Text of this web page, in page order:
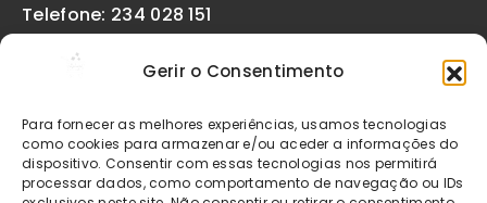
Gerir o Consentimento
Para fornecer as melhores experiências, usamos tecnologias
como cookies para armazenar e/ou aceder a informações do
dispositivo. Consentir com essas tecnologias nos permitirá
processar dados, como comportamento de navegação ou IDs
Telefone: 234 028 151
geral@etiquetas-online.pt
Os preços indicados incluem IVA à taxa legal em vigor. Todos